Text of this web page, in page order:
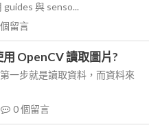
與 senso...
個留言
OpenCV 讀取圖片?
一步就是讀取資料，而資料來
0個留言